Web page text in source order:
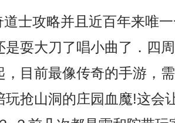
士攻略并且近百年来唯
是耍大刀了唱小曲了．四
，目前最像传奇的手游，
玩抢山洞的庄园血魔!这会